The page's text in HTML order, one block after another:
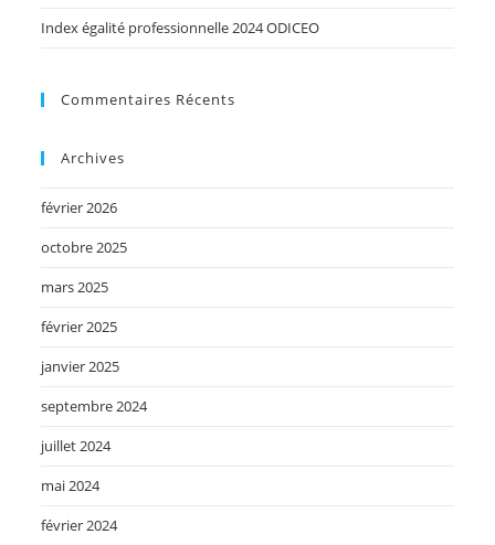
Index égalité professionnelle 2024 ODICEO
Commentaires Récents
Archives
février 2026
octobre 2025
mars 2025
février 2025
janvier 2025
septembre 2024
juillet 2024
mai 2024
février 2024